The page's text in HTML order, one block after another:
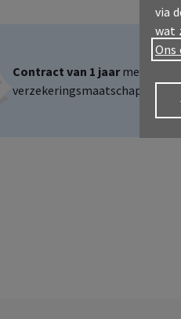
Contract van 1 jaarmet
verzekeringsmaatschappij.
via
wat
Ons